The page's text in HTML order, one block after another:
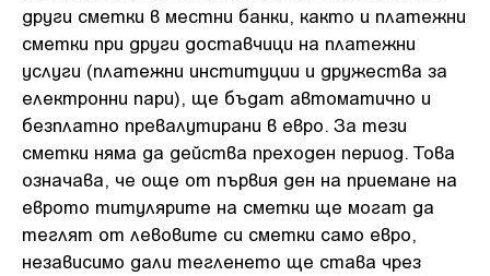
други сметки в местни банки, както и платежни
сметки при други доставчици на платежни
услуги (платежни институции и дружества за
електронни пари), ще бъдат автоматично и
безплатно превалутирани в евро. За тези
сметки няма да действа преходен период. Това
означава, че още от първия ден на приемане на
еврото титулярите на сметки ще могат да
теглят от левовите си сметки само евро,
независимо дали тегленето ще става чрез